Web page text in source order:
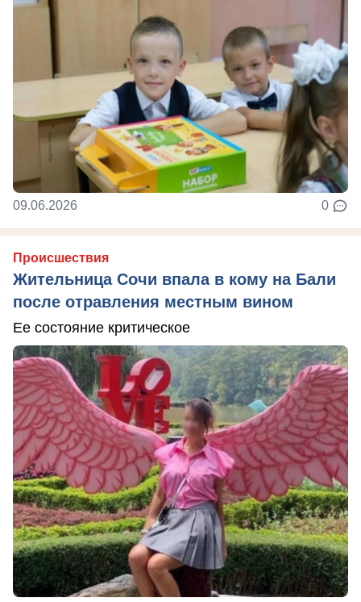
09.06.2026 0
Происшествия
Жительница Сочи впала в кому на Бали
после отравления местным вином
Ее состояние критическое